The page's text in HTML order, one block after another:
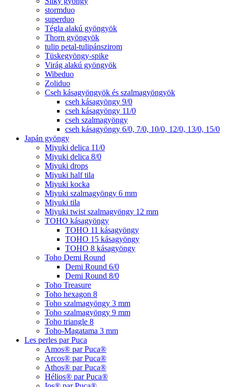
stormduo
superduo
Tégla alakú gyöngyök
Thorn gyöngyök
tulip petal-tulipánszirom
Tüskegyöngy-spike
Virág alakú gyöngyök
Wibeduo
Zoliduo
Cseh kásagyöngyök és szalmagyöngyök
cseh kásagyöngy 9/0
cseh kásagyöngy 11/0
cseh szalmagyöngy
cseh kásagyöngy 6/0, 7/0, 10/0, 12/0, 13/0, 15/0
Japán gyöngy
Miyuki delica 11/0
Miyuki delica 8/0
Miyuki drops
Miyuki half tila
Miyuki kocka
Miyuki szalmagyöngy 6 mm
Miyuki tila
Miyuki twist szalmagyöngy 12 mm
TOHO kásagyöngy
TOHO 11 kásagyöngy
TOHO 15 kásagyöngy
TOHO 8 kásagyöngy
Toho Demi Round
Demi Round 6/0
Demi Round 8/0
Toho Treasure
Toho hexagon 8
Toho szalmagyöngy 3 mm
Toho szalmagyöngy 9 mm
Toho triangle 8
Toho-Magatama 3 mm
Les perles par Puca
Amos® par Puca®
Arcos® par Puca®
Athos® par Puca®
Hélios® par Puca®